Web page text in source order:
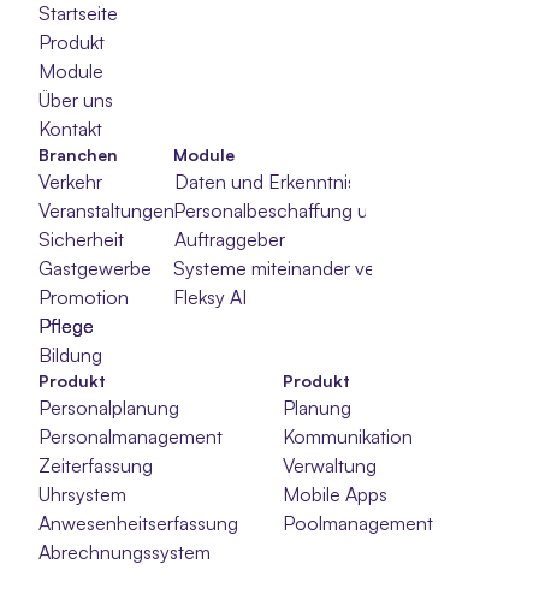
Startseite
Produkt
Module
Über uns
Kontakt
Module
Daten und Erkenntnisse
Personalbeschaffung und -auswahl
Auftraggeber
Systeme miteinander verbinden
Fleksy AI
Branchen
Verkehr
Veranstaltungen
Sicherheit
Gastgewerbe
Promotion
Pflege
Pflege
Pflege
Bildung
Produkt
Personalplanung
Personalmanagement
Zeiterfassung
Uhrsystem
Anwesenheitserfassung
Abrechnungssystem
Planung
Kommunikation
Verwaltung
Mobile Apps
Poolmanagement
Produkt